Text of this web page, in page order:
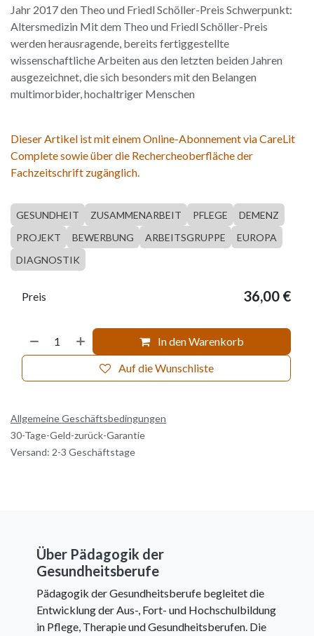
Jahr 2017 den Theo und Friedl Schöller-Preis Schwerpunkt:
Altersmedizin Mit dem Theo und Friedl Schöller-Preis
werden herausragende, bereits fertiggestellte
wissenschaftliche Arbeiten aus den letzten beiden Jahren
ausgezeichnet, die sich besonders mit den Belangen
multimorbider, hochaltriger Menschen
Dieser Artikel ist mit einem Online-Abonnement via CareLit
Complete sowie über die Rechercheoberfläche der
Fachzeitschrift zugänglich.
GESUNDHEIT ZUSAMMENARBEIT PFLEGE
DEMENZ
PROJEKT
BEWERBUNG ARBEITSGRUPPE
EUROPA
DIAGNOSTIK
In den Warenkorb
Auf die Wunschliste
Preis 36,00 €
Allgemeine Geschäftsbedingungen
30-Tage-Geld-zurück-Garantie
Versand: 2-3 Geschäftstage
Über Pädagogik der
Gesundheitsberufe
Pädagogik der Gesundheitsberufe begleitet die
Entwicklung der Aus-, Fort- und Hochschulbildung
in Pflege, Therapie und Gesundheitsberufen. Die